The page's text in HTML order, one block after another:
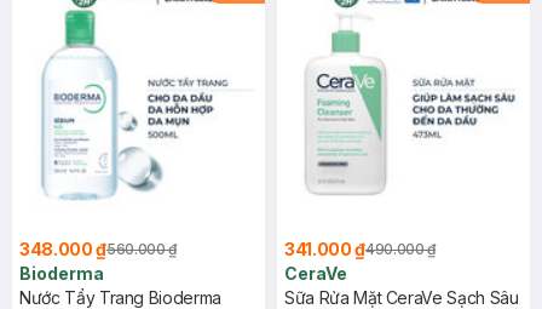
348.000 ₫560.000 ₫
Bioderma
Nước Tẩy Trang Bioderma
341.000 ₫490.000 ₫
CeraVe
Sữa Rửa Mặt CeraVe Sạch Sâu